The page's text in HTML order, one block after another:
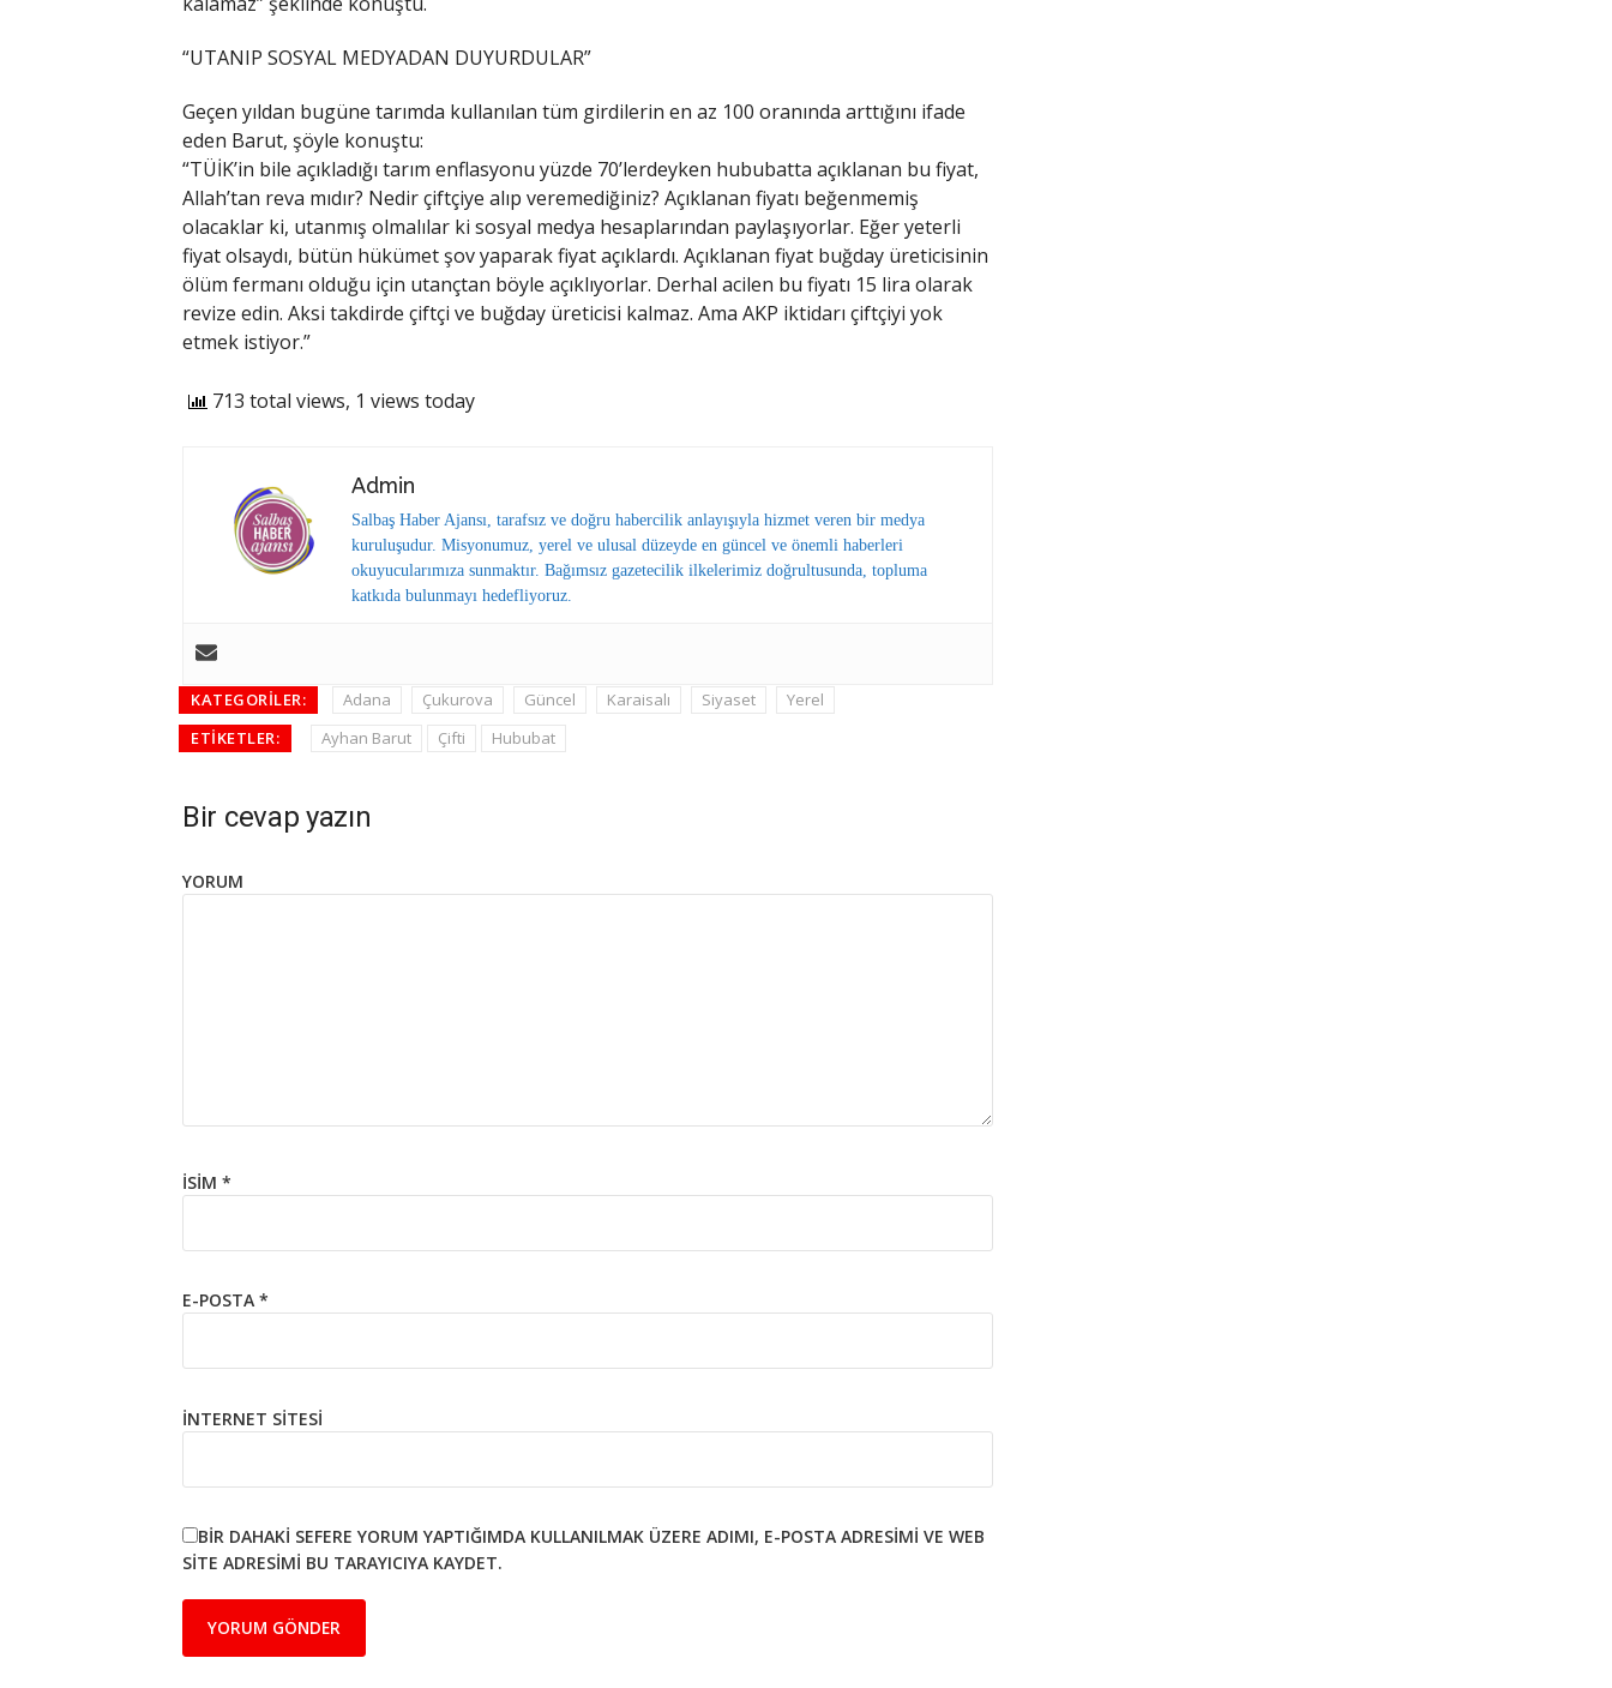
“UTANIP SOSYAL MEDYADAN DUYURDULAR”
Geçen yıldan bugüne tarımda kullanılan tüm girdilerin en az 100 oranında arttığını ifade
eden Barut, şöyle konuştu:
“TÜİK’in bile açıkladığı tarım enflasyonu yüzde 70’lerdeyken hububatta açıklanan bu fiyat,
Allah’tan reva mıdır? Nedir çiftçiye alıp veremediğiniz? Açıklanan fiyatı beğenmemiş
olacaklar ki, utanmış olmalılar ki sosyal medya hesaplarından paylaşıyorlar. Eğer yeterli
fiyat olsaydı, bütün hükümet şov yaparak fiyat açıklardı. Açıklanan fiyat buğday üreticisinin
ölüm fermanı olduğu için utançtan böyle açıklıyorlar. Derhal acilen bu fiyatı 15 lira olarak
revize edin. Aksi takdirde çiftçi ve buğday üreticisi kalmaz. Ama AKP iktidarı çiftçiyi yok
etmek istiyor.”
713 total views, 1 views today
Admin
Salbaş Haber Ajansı, tarafsız ve doğru habercilik anlayışıyla hizmet veren bir medya
kuruluşudur. Misyonumuz, yerel ve ulusal düzeyde en güncel ve önemli haberleri
okuyucularımıza sunmaktır. Bağımsız gazetecilik ilkelerimiz doğrultusunda, topluma
katkıda bulunmayı hedefliyoruz.
KATEGORILER: Adana Çukurova Güncel Karaisalı Siyaset
Yerel
ETIKETLER:
Ayhan Barut Çifti Hububat
Bir cevap yazın
YORUM
İSIM *
E-POSTA *
İNTERNET SITESI
BIR DAHAKI SEFERE YORUM YAPTIĞIMDA KULLANILMAK ÜZERE ADIMI, E-POSTA ADRESIMI VE WEB
SITE ADRESIMI BU TARAYICIYA KAYDET.